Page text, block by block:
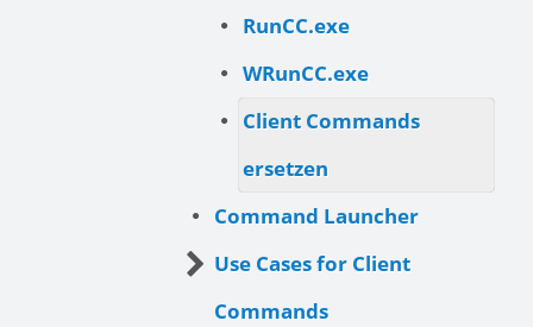
RunCC.exe
WRunCC.exe
Client Commands
ersetzen
Command Launcher
Use Cases for Client
Commands